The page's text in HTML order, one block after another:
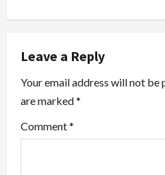
n
v
i
g
Leave a Reply
Your email address will not be
are marked*
Comment*